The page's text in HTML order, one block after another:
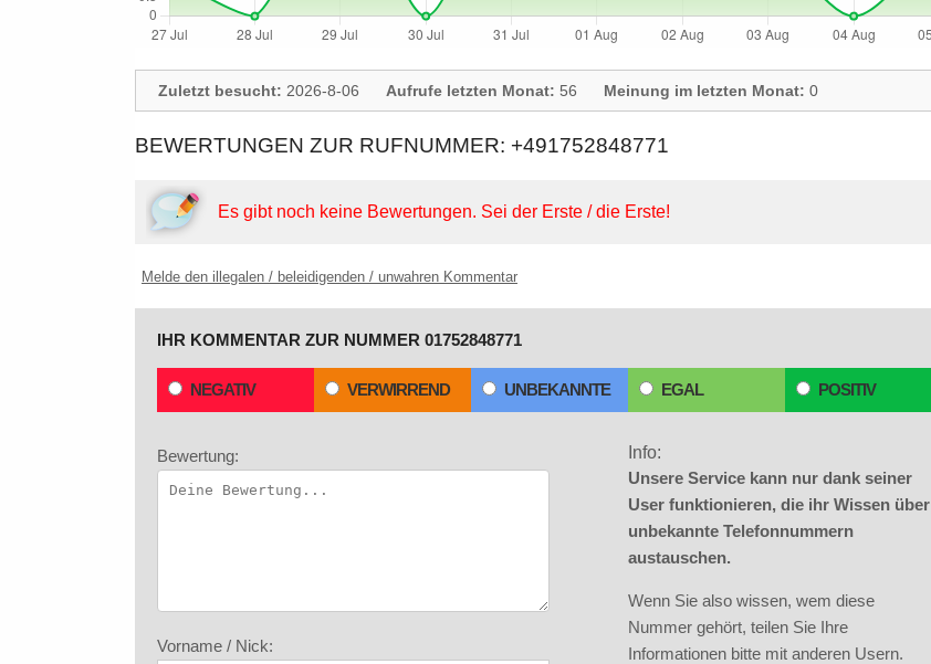
Zuletzt besucht: 2026-8-06 Aufrufe letzten Monat: 56 Meinung im letzten Monat: 0
BEWERTUNGEN ZUR RUFNUMMER: +491752848771
Es gibt noch keine Bewertungen. Sei der Erste / die Erste!
Melde den illegalen / beleidigenden / unwahren Kommentar
IHR KOMMENTAR ZUR NUMMER 01752848771
NEGATIV VERWIRREND UNBEKANNTE EGAL POSITIV
Bewertung:
Vorname / Nick:
Info:
Unsere Service kann nur dank seiner
User funktionieren, die ihr Wissen über
unbekannte Telefonnummern
austauschen.
Wenn Sie also wissen, wem diese
Nummer gehört, teilen Sie Ihre
Informationen bitte mit anderen Usern.